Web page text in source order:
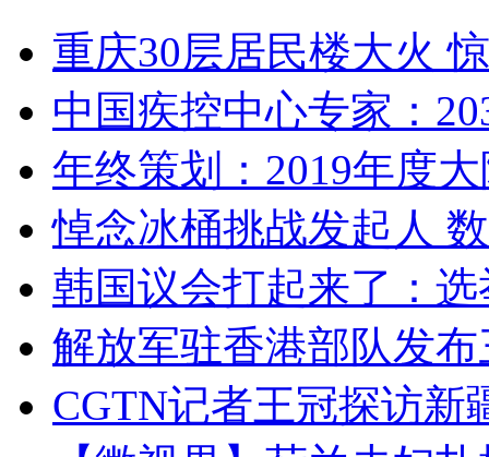
重庆30层居民楼大火
中国疾控中心专家：
年终策划：2019年度
悼念冰桶挑战发起人
韩国议会打起来了：
解放军驻香港部队发
CGTN记者王冠探访新